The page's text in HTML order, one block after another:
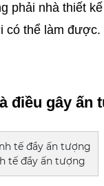
phải nhà thiết
có thể làm
điều gây ấn
tế đầy ấn tượng